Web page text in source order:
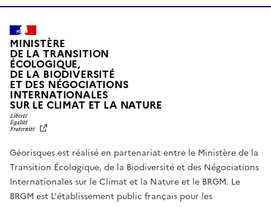
MINISTÈRE
DE LA TRANSITION
ÉCOLOGIQUE,
DE LA BIODIVERSITÉ
ET DES NÉGOCIATIONS
INTERNATIONALES
SUR LE CLIMAT ET LA NATUREL
T
É
,
É
G
Géorisques est réalisé en partenariat entre le Ministère de la
Transition Écologique, de la Biodiversité et des Négociations
Internationales sur le Climat et la Nature et le BRGM. Le
BRGM est L'établissement public français pour les